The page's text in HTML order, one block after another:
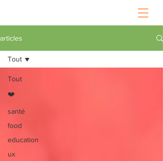
articles
Tout
❤️
santé
food
education
ux
Tout